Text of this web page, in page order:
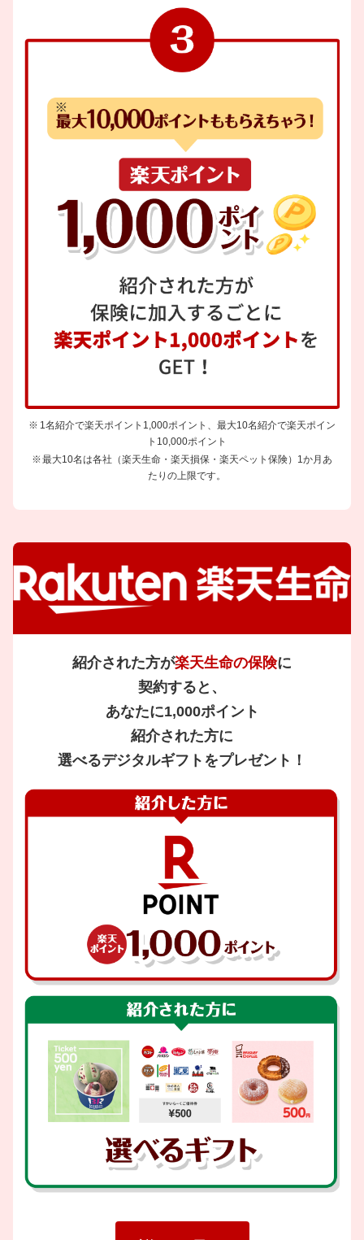
1名紹介で楽天ポイント1,000ポイント、最大10名紹介で楽天ポイン
ト10,000ポイント
最大10名は各社（楽天生命・楽天損保・楽天ペット保険）1か月あ
たりの上限です。
紹介された方が楽天生命の保険に
契約すると、
あなたに1,000ポイント
紹介された方に
選べるデジタルギフトをプレゼント！